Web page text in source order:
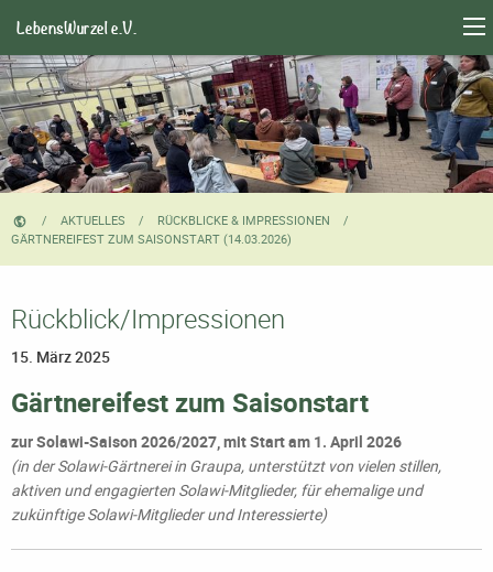
LebensWurzel e.V.
AKTUELLES
RÜCKBLICKE & IMPRESSIONEN
CURRENT:
GÄRTNEREIFEST ZUM SAISONSTART (14.03.2026)
Rückblick/Impressionen
15. März 2025
Gärtnereifest zum Saisonstart
zur Solawi-Saison 2026/2027, mit Start am 1. April 2026
(in der Solawi-Gärtnerei in Graupa, unterstützt von vielen stillen,
aktiven und engagierten Solawi-Mitglieder, für ehemalige und
zukünftige Solawi-Mitglieder und Interessierte)